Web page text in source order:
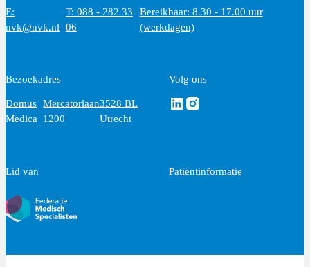
E:
nvk@nvk.nl
T: 088 - 282 33
06
Bereikbaar: 8.30 - 17.00 uur
(werkdagen)
Bezoekadres
Domus
Medica
Mercatorlaan
1200
3528 BL
Utrecht
Volg ons
Volg ons via Linkedin
Volg ons via Instagram
Lid van Patiëntinformatie